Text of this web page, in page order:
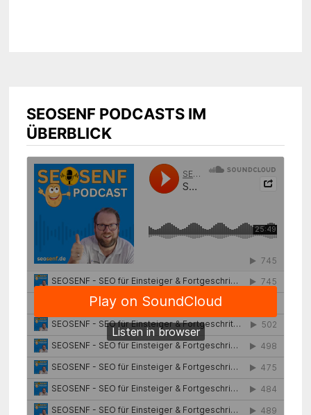
SEOSENF PODCASTS IM
ÜBERBLICK